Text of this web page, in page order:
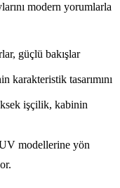
modern yorumlarla
güçlü bakışlar
karakteristik tasarımını
işçilik, kabinin
modellerine yön